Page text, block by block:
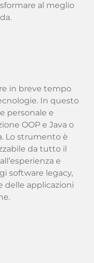
al meglio
in breve tempo
In questo
personale e
OOP e Java o
Lo strumento è
da tutto il
e
software legacy,
delle applicazioni